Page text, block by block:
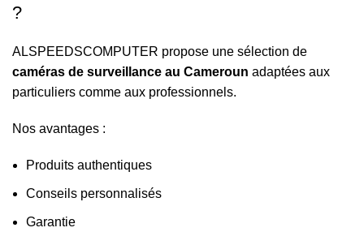
?
ALSPEEDSCOMPUTER propose une sélection de
caméras de surveillance au Cameroun adaptées aux
particuliers comme aux professionnels.
Nos avantages :
Produits authentiques
Conseils personnalisés
Garantie